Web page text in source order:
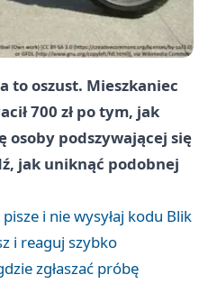
to oszust. Mieszkaniec
700 zł po tym, jak
osoby podszywającej się
jak uniknąć podobnej
i nie wysyłaj kodu Blik
i reaguj szybko
zgłaszać próbę